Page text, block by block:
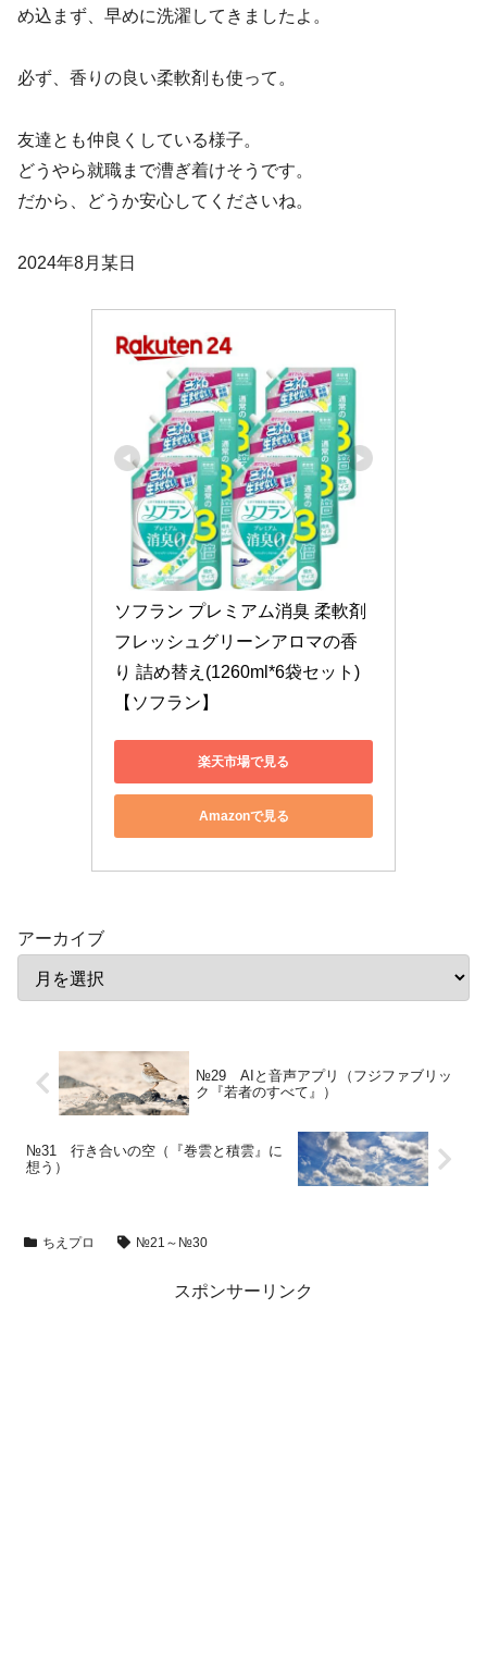
め込まず、早めに洗濯してきましたよ。
必ず、香りの良い柔軟剤も使って。
友達とも仲良くしている様子。
どうやら就職まで漕ぎ着けそうです。
だから、どうか安心してくださいね。
2024年8月某日
ソフラン プレミアム消臭 柔軟剤
フレッシュグリーンアロマの香
り 詰め替え(1260ml*6袋セット)
【ソフラン】
楽天市場で見る
Amazonで見る
アーカイブ
№29 AIと音声アプリ（フジファブリッ
ク『若者のすべて』）
№31 行き合いの空（『巻雲と積雲』に
想う）
ちえプロ №21～№30
スポンサーリンク